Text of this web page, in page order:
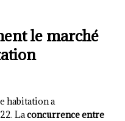
le marché
habitation a
Laconcurrence entre